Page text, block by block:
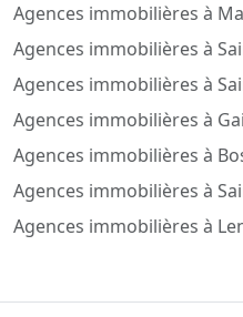
Agences immobilières à
Agences immobilières à
Agences immobilières à
Agences immobilières à
Agences immobilières à
Agences immobilières à
Agences immobilières à